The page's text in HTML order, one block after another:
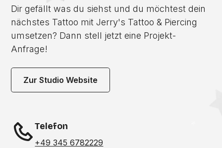
Dir gefällt was du siehst und du möchtest dein
nächstes Tattoo mit Jerry's Tattoo & Piercing
umsetzen? Dann stell jetzt eine Projekt-
Anfrage!
Zur Studio Website
Telefon
+49 345 6782229